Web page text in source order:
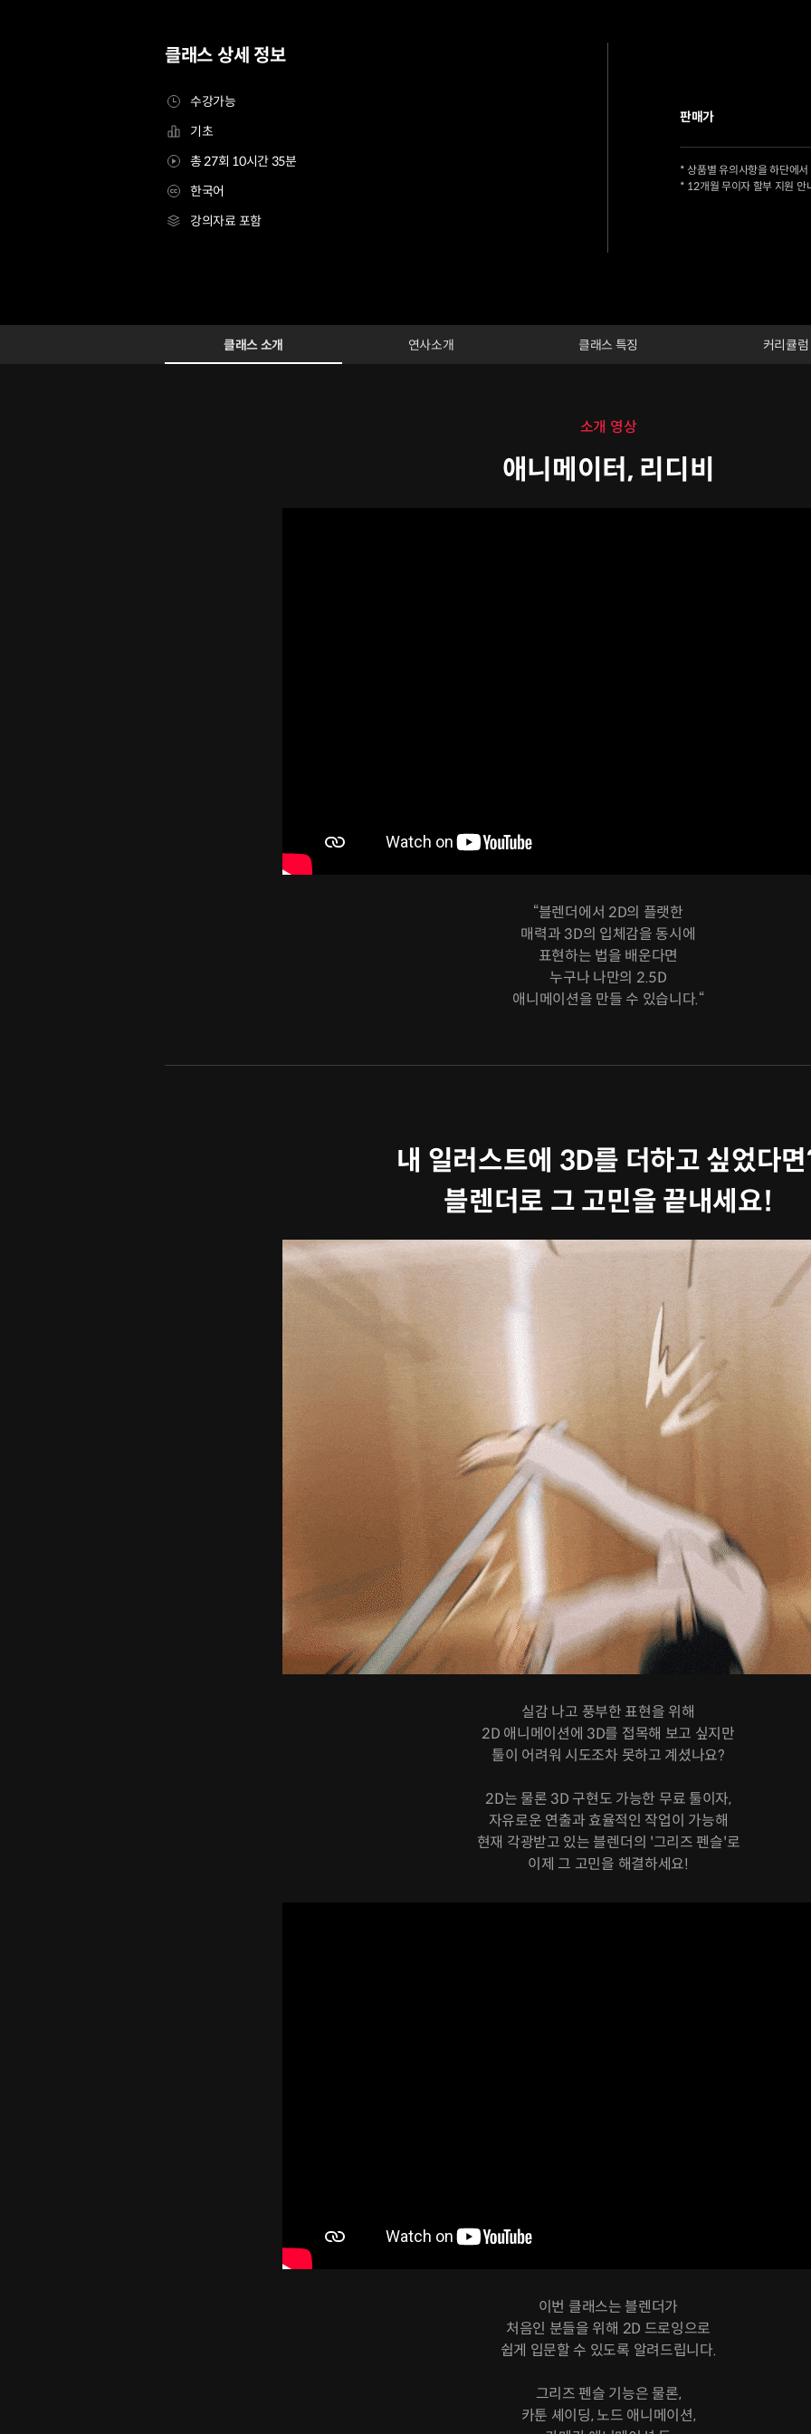
클래스 상세 정보
수강가능
기초
총 27회 10시간 35분
한국어
강의자료 포함
판매가
* 상품별 유의사항을 하단에
* 12개월 무이자 할부 지원 안
Configuration Information Shortcuts클래스 소개 연사소개 클래스 특징
커리큘럼
소개 영상
애니메이터, 리디비
“블렌더에서 2D의 플랫한
매력과 3D의 입체감을 동시에
표현하는 법을 배운다면
누구나 나만의 2.5D
애니메이션을 만들 수 있습니다.“
내 일러스트에 3D를 더하고 싶었다
블렌더로 그 고민을 끝내세요!
실감 나고 풍부한 표현을 위해
2D 애니메이션에 3D를 접목해 보고 싶지만
툴이 어려워 시도조차 못하고 계셨나요?
2D는 물론 3D 구현도 가능한 무료 툴이자,
자유로운 연출과 효율적인 작업이 가능해
현재 각광받고 있는 블렌더의 '그리즈 펜슬'로
이제 그 고민을 해결하세요!
이번 클래스는 블렌더가
처음인 분들을 위해 2D 드로잉으로
쉽게 입문할 수 있도록 알려드립니다.
그리즈 펜슬 기능은 물론,
카툰 셰이딩, 노드 애니메이션,